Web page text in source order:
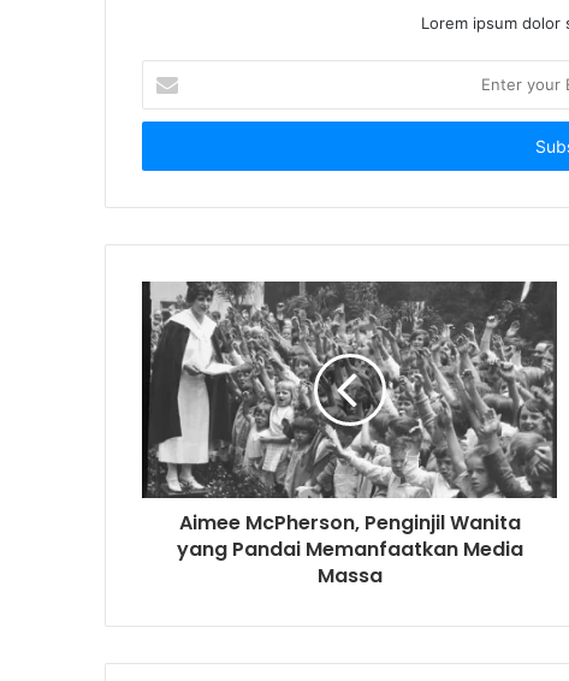
Lorem ipsum
t
r
u
E
m
d
d
r
Aimee McPherson, Penginjil Wanita
yang Pandai Memanfaatkan Media
Massa